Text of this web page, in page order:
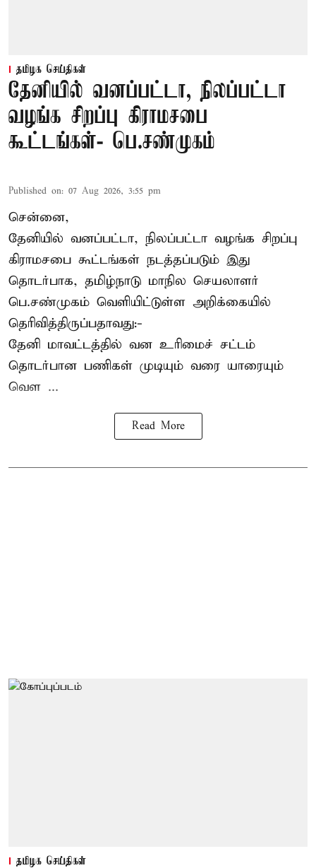
தமிழக செய்திகள்
தேனியில் வனப்பட்டா, நிலப்பட்டா
வழங்க சிறப்பு கிராமசபை
கூட்டங்கள்- பெ.சண்முகம்
Published on: 07 Aug 2026, 3:55 pm
சென்னை,
தேனியில் வனப்பட்டா, நிலப்பட்டா வழங்க சிறப்பு
கிராமசபை கூட்டங்கள் நடத்தப்படும் இது
தொடர்பாக, தமிழ்நாடு மாநில செயலாளர்
பெ.சண்முகம் வெளியிட்டுள்ள அறிக்கையில்
தெரிவித்திருப்பதாவது:-
தேனி மாவட்டத்தில் வன உரிமைச் சட்டம்
தொடர்பான பணிகள் முடியும் வரை யாரையும்
வெள ...
Read More
தமிழக செய்திகள்